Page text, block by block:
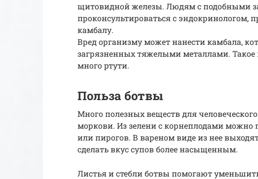
щитовидной железы. Людям с подобными
проконсультироваться с эндокринологом,
камбалу.
Вред организму может нанести камбала,
загрязненных тяжелыми металлами.
много ртути.
Польза ботвы
Много полезных веществ для
моркови. Из зелени с корнеплодами можно
или пирогов. В вареном виде из нее
сделать вкус супов более насыщенным.
Листья и стебли ботвы помогают